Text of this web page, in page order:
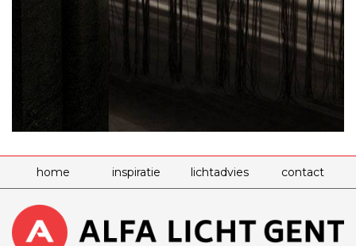
home inspiratie lichtadvies contact